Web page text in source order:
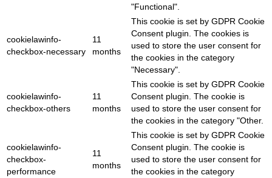
"Functional".
cookielawinfo-
checkbox-necessary
11
months
This cookie is set by GDPR Cookie
Consent plugin. The cookies is
used to store the user consent for
the cookies in the category
"Necessary".
cookielawinfo-
checkbox-others
11
months
This cookie is set by GDPR Cookie
Consent plugin. The cookie is
used to store the user consent for
the cookies in the category "Other.
cookielawinfo-
checkbox-
performance
11
months
This cookie is set by GDPR Cookie
Consent plugin. The cookie is
used to store the user consent for
the cookies in the category